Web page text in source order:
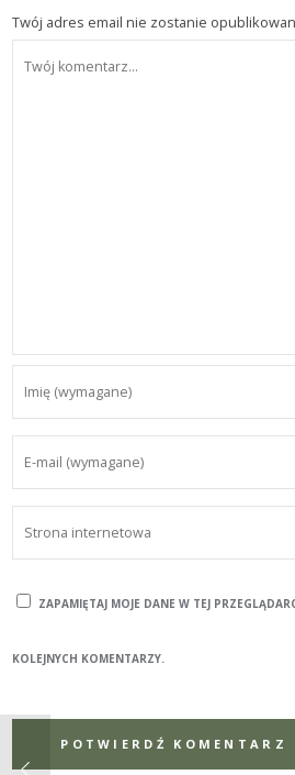
Twój adres email nie zostanie
ZAPAMIĘTAJ MOJE DANE W TEJ
KOLEJNYCH KOMENTARZY.